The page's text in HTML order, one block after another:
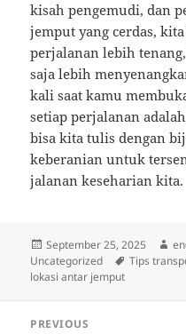
kisah pengemudi, dan
jemput yang cerdas,
perjalanan lebih
saja lebih
kali saat kamu
setiap perjalanan
bisa kita tulis dengan
keberanian untuk
jalanan keseharian kita.
Posted
on
September 25, 2025
Uncategorized
Tags
Tips
lokasi antar jemput
PREVIOUS